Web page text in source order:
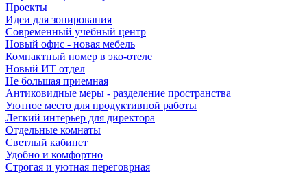
Проекты
Идеи для зонирования
Современный учебный центр
Новый офис - новая мебель
Компактный номер в эко-отеле
Новый ИТ отдел
Не большая приемная
Антиковидные меры - разделение пространства
Уютное место для продуктивной работы
Легкий интерьер для директора
Отдельные комнаты
Светлый кабинет
Удобно и комфортно
Строгая и уютная переговрная